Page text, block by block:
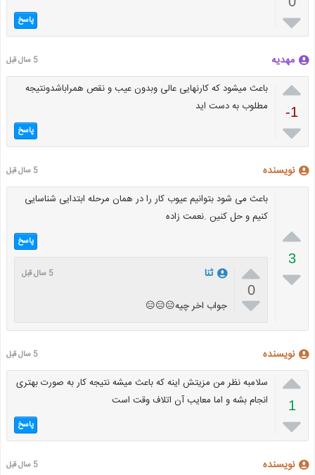
 پاسخ
مهدیه 5 سال قبل

-1

باعث میشود که کارنهایی عالی وبدون عیب و نقص همراباشدونتیجه
مطلوب به دست اید
پاسخ
نویسنده 5 سال قبل

3

باعث می شود بتوانیم عیوب کار را در همان مرحله ابتدایی شناسایی
کنیم و حل کنین .نعمت زاده
پاسخ

0

ثنا 5 سال قبل
جواب اخر چیه😑😑😑
نویسنده 5 سال قبل

1

سلامبه نظر من مزیتش اینه که باعث میشه نتیجه کار به صورت بهتری
انجام بشه و اما معایب آن اتلاف وقت است
پاسخ
نویسنده 5 سال قبل